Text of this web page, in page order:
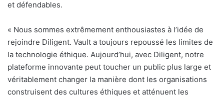
et défendables.
« Nous sommes extrêmement enthousiastes à l’idée de
rejoindre Diligent. Vault a toujours repoussé les limites de
la technologie éthique. Aujourd’hui, avec Diligent, notre
plateforme innovante peut toucher un public plus large et
véritablement changer la manière dont les organisations
construisent des cultures éthiques et atténuent les